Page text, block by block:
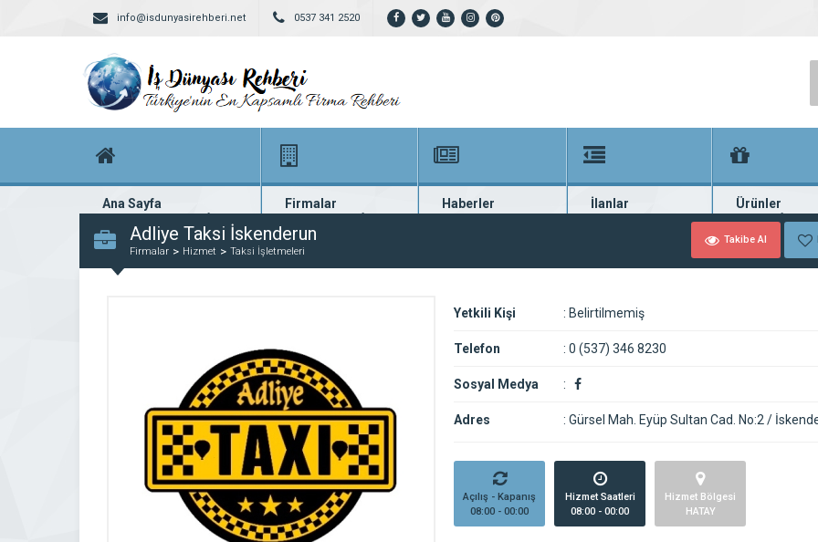
info@isdunyasirehberi.net 0537 341 2520
Ana Sayfa
Firma rehberi ana sayfanız
Firmalar
Yüzlerce kayıtlı firma
Haberler
En güncel haberler
İlanlar
Güncel seri ilanlar
Ürünler
Binlerce firma
Adliye Taksi İskenderun
Firmalar Hizmet Taksi İşletmeleri
Takibe Al
Yetkili Kişi : Belirtilmemiş
Telefon : 0 (537) 346 8230
Sosyal Medya :
Adres : Gürsel Mah. Eyüp Sultan Cad. No:2 /
Açılış - Kapanış
08:00 - 00:00
Hizmet Saatleri
08:00 - 00:00
Hizmet Bölgesi
HATAY